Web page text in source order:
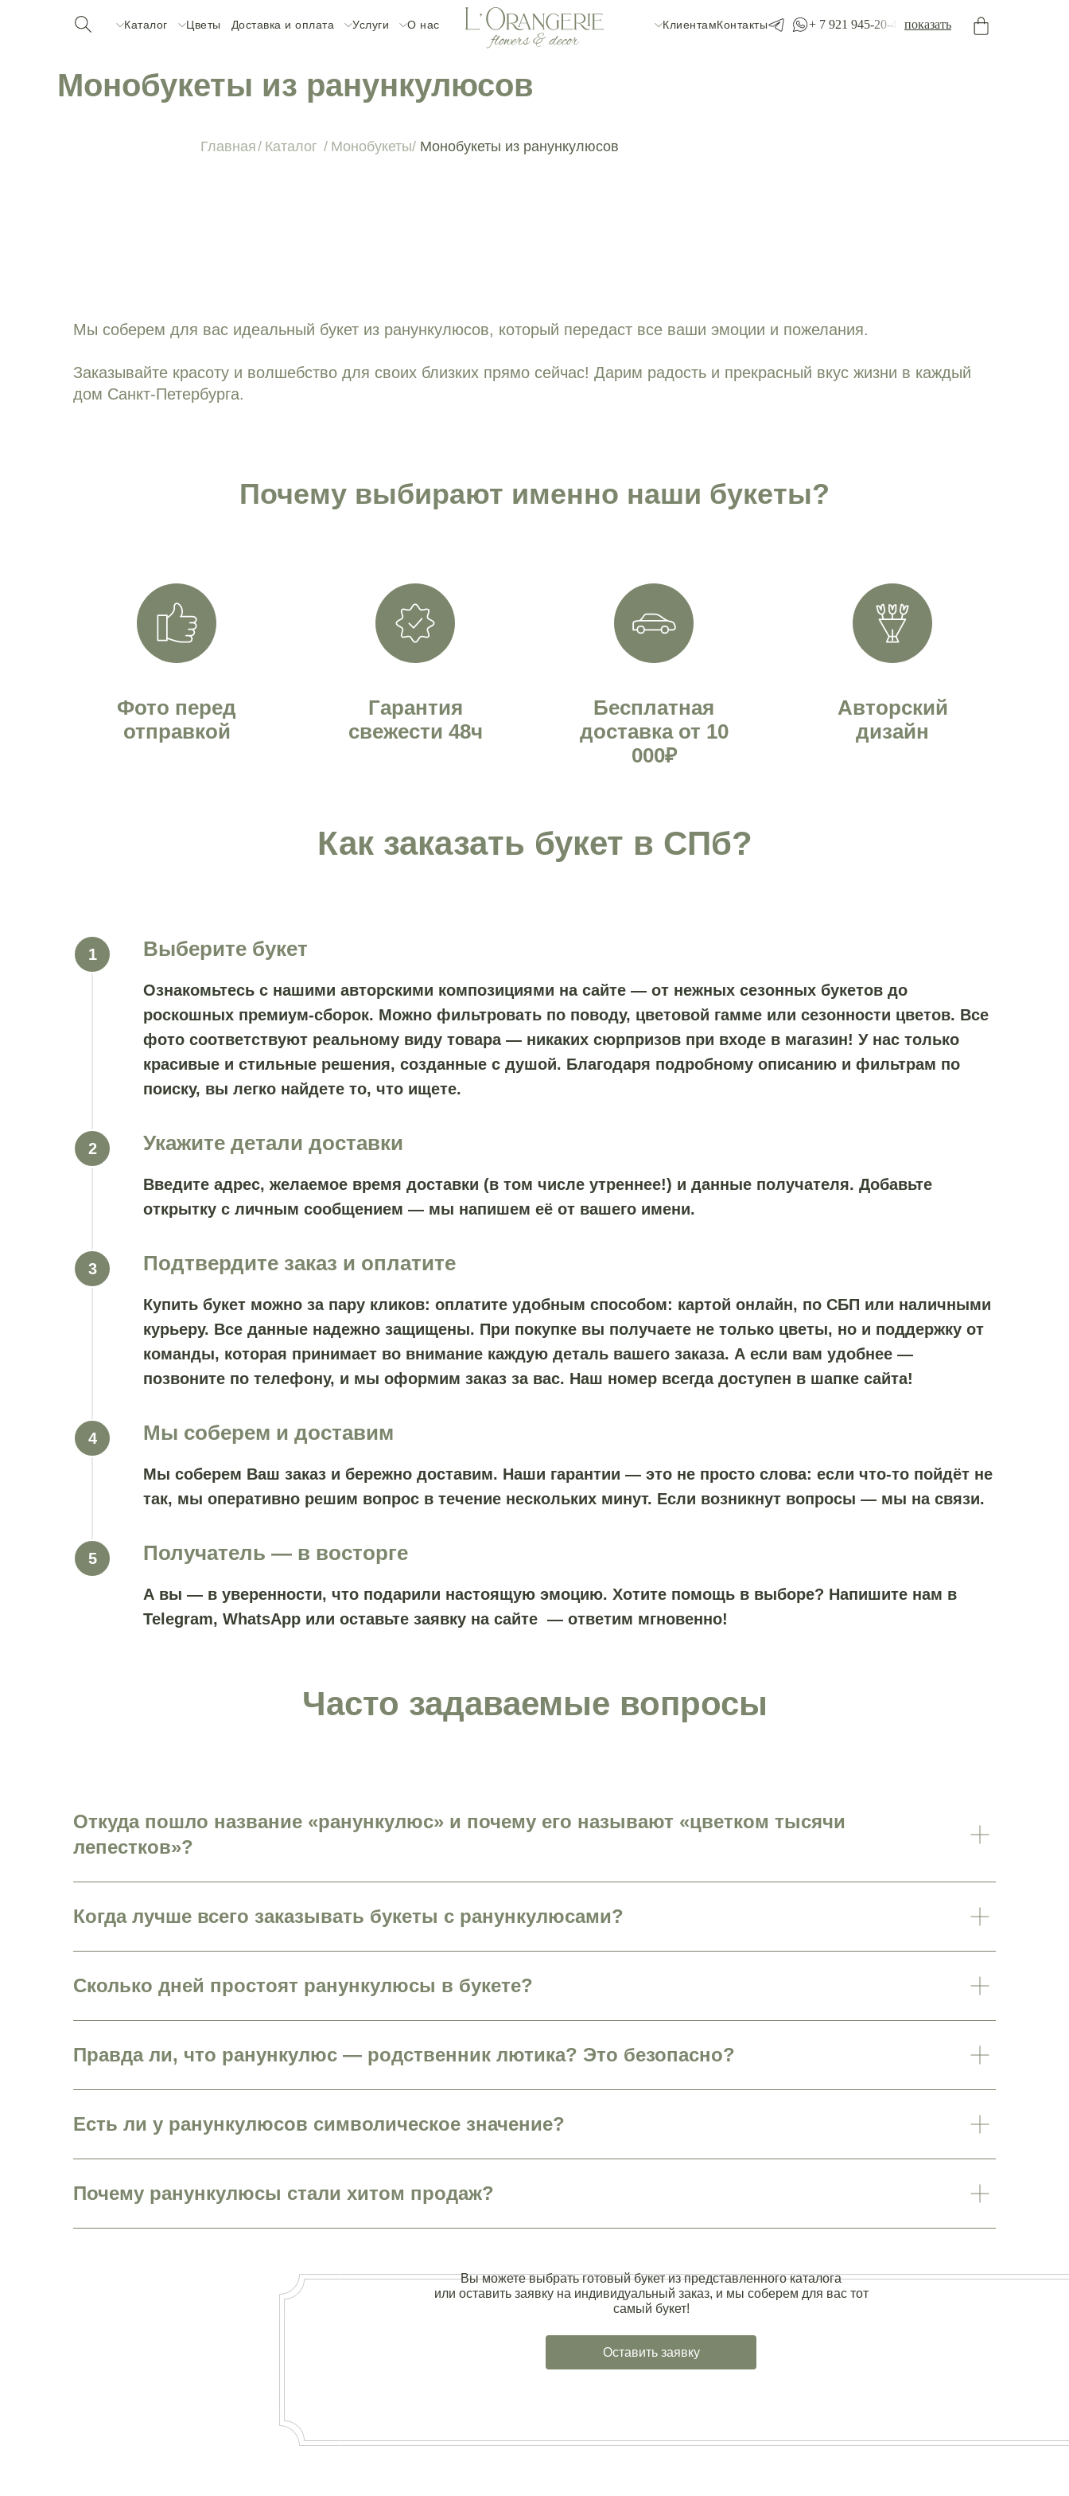
КлиентамКонтакты + 7 921 945-20-45 показать
Каталог Цветы Доставка и оплата Услуги О нас
Монобукеты из ранункулюсов
Главная Монобукеты/ Монобукеты из ранункулюсов
/ Каталог /
Мы соберем для вас идеальный букет из ранункулюсов, который передаст все ваши эмоции и пожелания.
Заказывайте красоту и волшебство для своих близких прямо сейчас! Дарим радость и прекрасный вкус жизни в каждый
дом Санкт-Петербурга.
Почему выбирают именно наши букеты?
Фото перед
отправкой
Гарантия
свежести 48ч
Бесплатная
доставка от 10
000₽
Авторский
дизайн
Как заказать букет в СПб?
Выберите букет
Ознакомьтесь с нашими авторскими композициями на сайте — от нежных сезонных букетов до
роскошных премиум-сборок. Можно фильтровать по поводу, цветовой гамме или сезонности цветов. Все
фото соответствуют реальному виду товара — никаких сюрпризов при входе в магазин! У нас только
красивые и стильные решения, созданные с душой. Благодаря подробному описанию и фильтрам по
поиску, вы легко найдете то, что ищете.
Укажите детали доставки
Введите адрес, желаемое время доставки (в том числе утреннее!) и данные получателя. Добавьте
открытку с личным сообщением — мы напишем её от вашего имени.
Подтвердите заказ и оплатите
Купить букет можно за пару кликов: оплатите удобным способом: картой онлайн, по СБП или наличными
курьеру. Все данные надежно защищены. При покупке вы получаете не только цветы, но и поддержку от
команды, которая принимает во внимание каждую деталь вашего заказа. А если вам удобнее —
позвоните по телефону, и мы оформим заказ за вас. Наш номер всегда доступен в шапке сайта!
Мы соберем и доставим
Мы соберем Ваш заказ и бережно доставим. Наши гарантии — это не просто слова: если что-то пойдёт не
так, мы оперативно решим вопрос в течение нескольких минут. Если возникнут вопросы — мы на связи.
Получатель — в восторге
А вы — в уверенности, что подарили настоящую эмоцию. Хотите помощь в выборе? Напишите нам в
Telegram, WhatsApp или оставьте заявку на сайте — ответим мгновенно!
Часто задаваемые вопросы
Откуда пошло название «ранункулюс» и почему его называют «цветком тысячи
лепестков»?
Когда лучше всего заказывать букеты с ранункулюсами?
Сколько дней простоят ранункулюсы в букете?
Правда ли, что ранункулюс — родственник лютика? Это безопасно?
Есть ли у ранункулюсов символическое значение?
Почему ранункулюсы стали хитом продаж?
Вы можете выбрать готовый букет из представленного каталога
или оставить заявку на индивидуальный заказ, и мы соберем для вас тот
самый букет!
Оставить заявку